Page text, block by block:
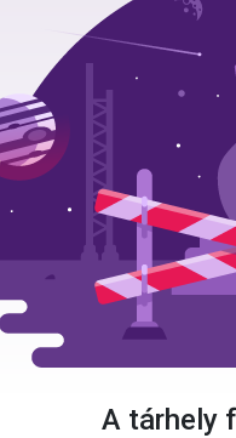
A tárhely